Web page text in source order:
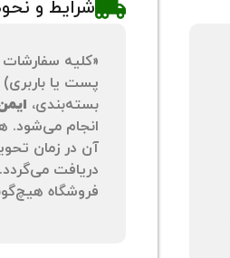
شرایط و
«کلیه
پست یا باربری)
بسته‌بندی،
انجام می‌شود.
آن در زمان
دریافت
فروشگاه